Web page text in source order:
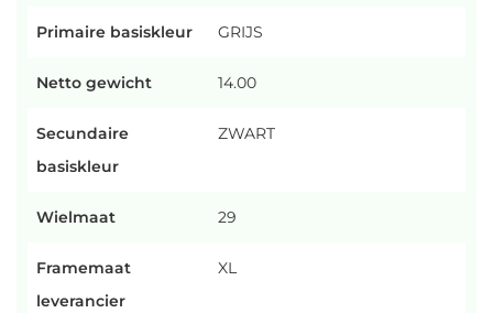
Primaire basiskleur GRIJS
Netto gewicht 14.00
Secundaire
basiskleur
ZWART
Wielmaat 29
Framemaat
leverancier
XL